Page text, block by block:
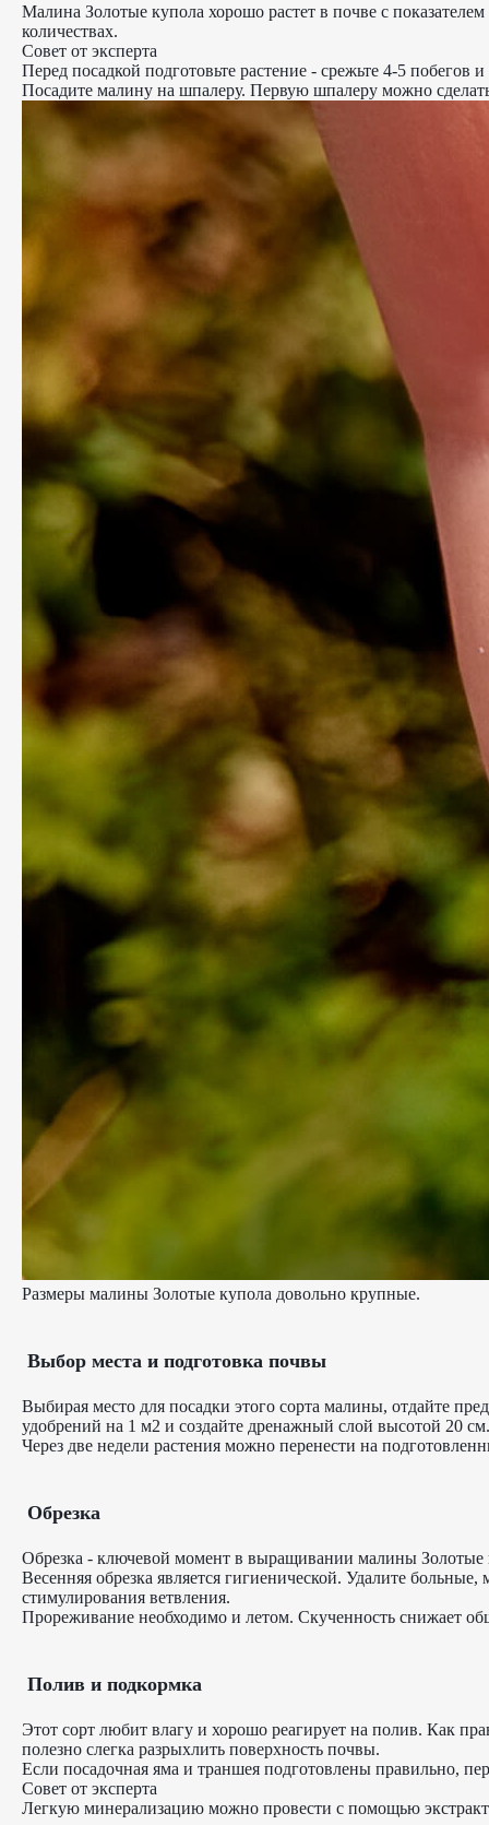
Малина Золотые купола хорошо растет в почве с
количествах.
Совет от эксперта
Перед посадкой подготовьте растение - срежьте 4-5 побегов
Посадите малину на шпалеру. Первую шпалеру можно
Размеры малины Золотые купола довольно крупные.
Выбор места и подготовка почвы
Выбирая место для посадки этого сорта малины, отдайте
удобрений на 1 м2 и создайте дренажный слой высотой 20
Через две недели растения можно перенести на
Обрезка
Обрезка - ключевой момент в выращивании малины Золотые
Весенняя обрезка является гигиенической. Удалите
стимулирования ветвления.
Прореживание необходимо и летом. Скученность снижает
Полив и подкормка
Этот сорт любит влагу и хорошо реагирует на полив. Как
полезно слегка разрыхлить поверхность почвы.
Если посадочная яма и траншея подготовлены правильно,
Совет от эксперта
Легкую минерализацию можно провести с помощью